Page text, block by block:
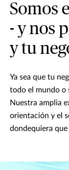
Somos
- y nos
y tu
Ya sea que tu
todo el mundo o
Nuestra amplia
orientación y el
dondequiera que